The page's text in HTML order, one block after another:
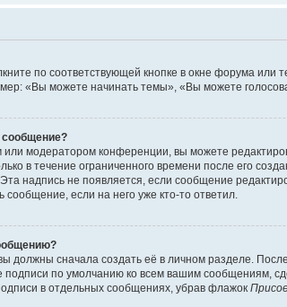
по соответствующей кнопке в окне форума или
«Вы можете начинать темы», «Вы можете
сообщение?
модератором конференции, вы можете
в течение ограниченного времени после его
надпись не появляется, если сообщение
если на него уже кто-то ответил.
должны сначала создать её в личном разделе.
подписи по умолчанию ко всем вашим сообщениям,
в отдельных сообщениях, убрав флажок